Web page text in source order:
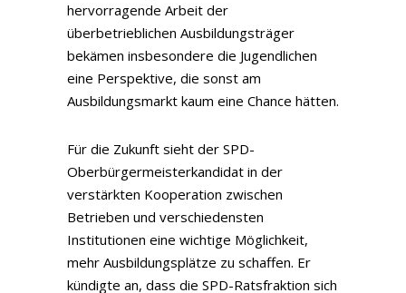
hervorragende Arbeit der
überbetrieblichen Ausbildungsträger
bekämen insbesondere die Jugendlichen
eine Perspektive, die sonst am
Ausbildungsmarkt kaum eine Chance hätten.
Für die Zukunft sieht der SPD-
Oberbürgermeisterkandidat in der
verstärkten Kooperation zwischen
Betrieben und verschiedensten
Institutionen eine wichtige Möglichkeit,
mehr Ausbildungsplätze zu schaffen. Er
kündigte an, dass die SPD-Ratsfraktion sich